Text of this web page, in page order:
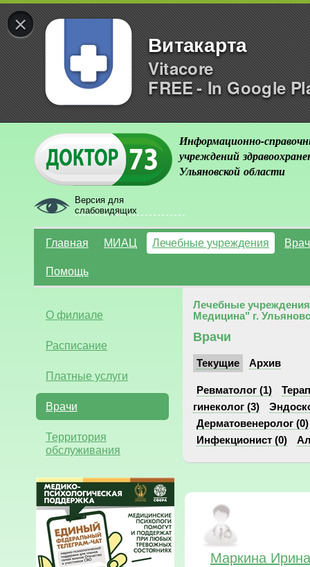
×
Витакарта
Vitacore
FREE - In Google
Версия для
слабовидящих
Информационно-
учреждений
Ульяновской области
Главная МИАЦ Лечебные учреждения
Помощь
О филиале
Расписание
Платные услуги
Врачи
Территория
обслуживания
Лечебные учреждения
Медицина" г.
Врачи
Текущие Архив
Ревматолог (1)
гинеколог (3)
Дерматовенеролог (0)
Инфекционист (0)
Маркина